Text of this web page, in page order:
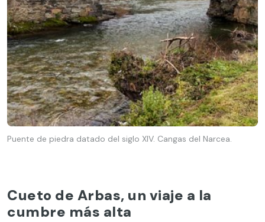
Puente de piedra datado del siglo XIV. Cangas del Narcea.
Cueto de Arbas, un viaje a la
cumbre más alta